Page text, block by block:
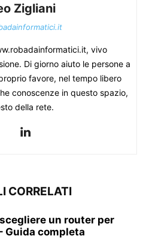
Zigliani
vivo
Di giorno aiuto le persone a
favore, nel tempo libero
conoscenze in questo spazio,
della rete.
CORRELATI
un router per
Guida completa